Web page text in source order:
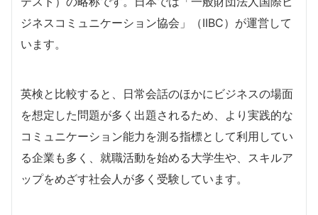
ジネスコミュニケーション協会」（IIBC）が運営して
います。
英検と比較すると、日常会話のほかにビジネスの場面
を想定した問題が多く出題されるため、より実践的な
コミュニケーション能力を測る指標として利用してい
る企業も多く、就職活動を始める大学生や、スキルア
ップをめざす社会人が多く受験しています。